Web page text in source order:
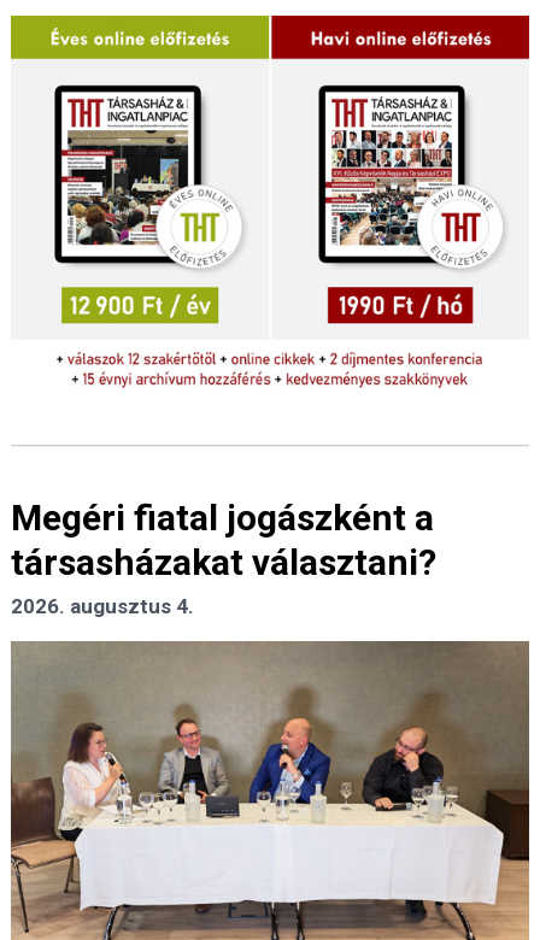
Megéri fiatal jogászként a
társasházakat választani?
2026. augusztus 4.